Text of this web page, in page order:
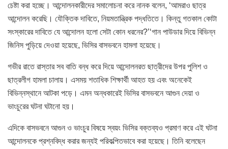
চেষ্টা করা হচ্ছে। আন্দোলনকারীদের সমালোচনা করে নানক বলেন, ‘আমরাও ছাত্র
আন্দোলন করেছি। যৌক্তিক দাবিতে, নিয়মতান্ত্রিক পদ্ধতিতে। কিন্তু গতকাল কোটা
সংস্কারের দাবিতে যে আন্দোলন হলো সেটা কোন ধরনের?’‘গান পাউডার দিয়ে বিভিন্ন
জিনিস পুড়িয়ে দেওয়া হয়েছে, ভিসির বাসভবনে হামলা হয়েছে।
গভীর রাতে রাস্তার সব বাতি বন্ধ করে দিয়ে আন্দোলনরত ছাত্রীদের উপর পুলিশ ও
ছাত্রলীগ হামলা চালায়। এসময় শতাধিক শিক্ষার্থী আহত হয় এবং অনেকেই
বিভিন্নস্থানে আটকা পড়ে। এমন অন্ধকারেই ভিসির বাসভবনে আগুন দেয়া ও
ভাংচুরের ঘটনা ঘটানো হয়।
এদিকে বাসভবনে আগুন ও ভাংচুর বিষয়ে স্বয়ং ভিসির বক্তব্যও প্রমাণ করে এই ঘটনা
আন্দোলনকে প্রশ্নবিদ্ধ করার জন্যই পরিকল্পিতভাবে করা হয়েছে। তিনি বলেছেন